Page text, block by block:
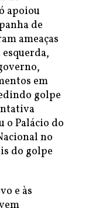
apoiou
de
ameaças
em
golpe
o Palácio do
no
do golpe
e às